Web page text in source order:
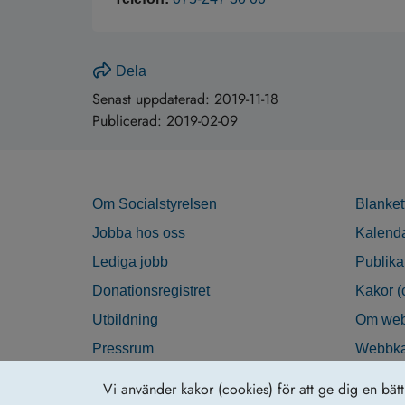
Vi använder kakor (cookies) för att ge dig en
Dela
Senast uppdaterad: 2019-11-18
Publicerad: 2019-02-09
Om Socialstyrelsen
Jobba hos oss
Lediga jobb
Donationsregistret
Utbildning
Pressrum
Kakor
Om